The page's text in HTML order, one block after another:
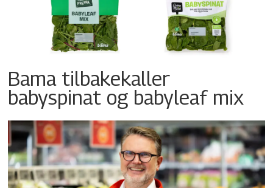
Bama tilbakekaller
babyspinat og babyleaf mix